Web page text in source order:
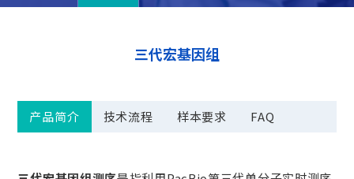
三代宏基因组
产品简介 技术流程 样本要求 FAQ